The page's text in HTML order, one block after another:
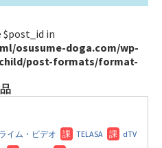
$post_id in
osusume-doga.com/wp-
post-formats/format-